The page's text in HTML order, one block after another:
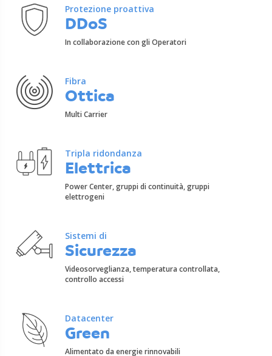
Protezione proattiva
DDoS
In collaborazione con gli Operatori
Fibra
Ottica
Multi Carrier
Tripla ridondanza
Elettrica
Power Center, gruppi di continuità, gruppi
elettrogeni
Sistemi di
Sicurezza
Videosorveglianza, temperatura controllata,
controllo accessi
Datacenter
Green
Alimentato da energie rinnovabili